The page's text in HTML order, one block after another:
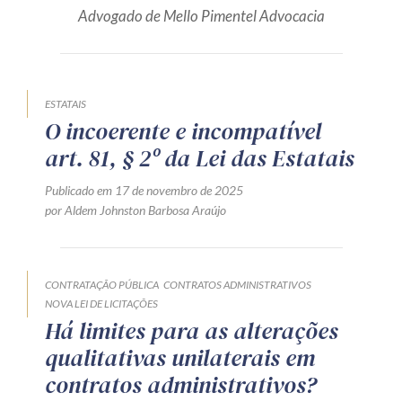
Produtos e serviços
Orientação por Escrito
Mentoria Zênite
Capacitação
Eventos presenciais
Zênite in Company
Diferenciais
Advogado de Mello Pimentel Advocacia
ESTATAIS
O incoerente e incompatível
art. 81, § 2º da Lei das Estatais
Publicado em 17 de novembro de 2025
por Aldem Johnston Barbosa Araújo
CONTRATAÇÃO PÚBLICA CONTRATOS ADMINISTRATIVOS
NOVA LEI DE LICITAÇÕES
Há limites para as alterações
qualitativas unilaterais em
contratos administrativos?